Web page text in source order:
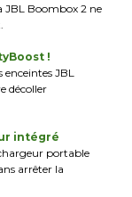
JBL Boombox 2 ne
!
JBL
décoller
intégré
portable
arrêter la